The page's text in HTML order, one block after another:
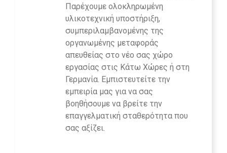
Παρέχουμε ολοκληρωμένη
υλικοτεχνική υποστήριξη,
συμπεριλαμβανομένης της
οργανωμένης μεταφοράς
απευθείας στο νέο σας χώρο
εργασίας στις Κάτω Χώρες ή στη
Γερμανία. Εμπιστευτείτε την
εμπειρία μας για να σας
βοηθήσουμε να βρείτε την
επαγγελματική σταθερότητα που
σας αξίζει.